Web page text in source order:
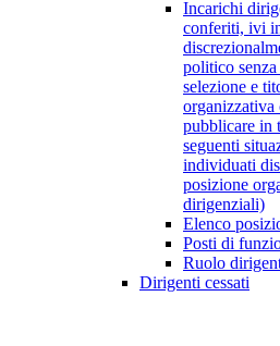
Incarichi
conferiti, ivi
politico
selezione e
pubblicare in
seguenti
individuati
posizione
dirigenziali)
Elenco
Posti di
Ruolo
Dirigenti cessati